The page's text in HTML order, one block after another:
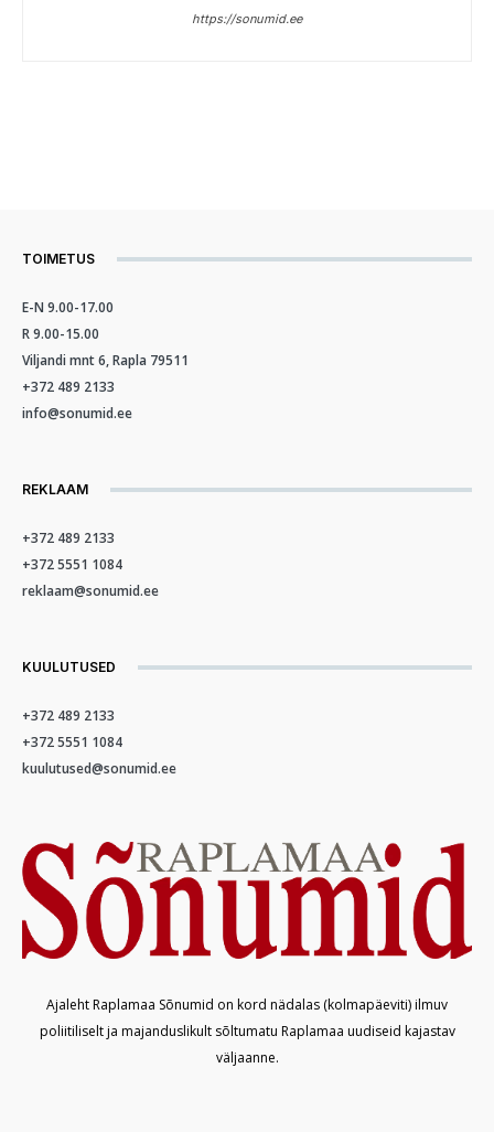
https://sonumid.ee
TOIMETUS
E-N 9.00-17.00
R 9.00-15.00
Viljandi mnt 6, Rapla 79511
+372 489 2133
info@sonumid.ee
REKLAAM
+372 489 2133
+372 5551 1084
reklaam@sonumid.ee
KUULUTUSED
+372 489 2133
+372 5551 1084
kuulutused@sonumid.ee
Ajaleht Raplamaa Sõnumid on kord nädalas (kolmapäeviti) ilmuv
poliitiliselt ja majanduslikult sõltumatu Raplamaa uudiseid kajastav
väljaanne.